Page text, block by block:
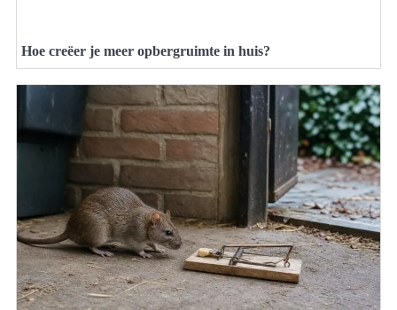
Hoe creëer je meer opbergruimte in huis?